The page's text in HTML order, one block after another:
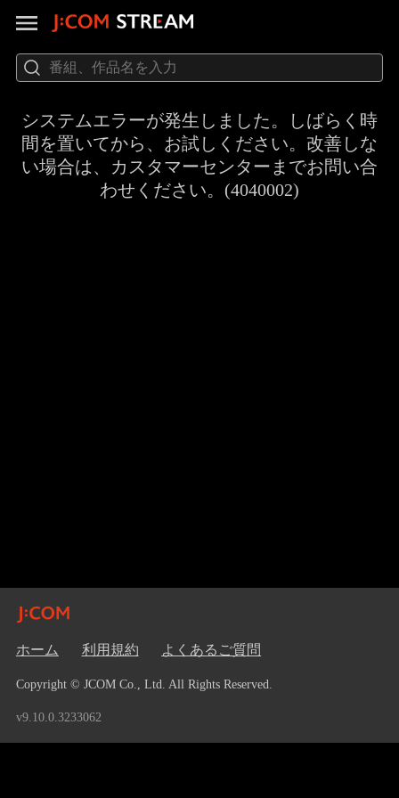
システムエラーが発生しました。しばらく時
間を置いてから、お試しください。改善しな
い場合は、カスタマーセンターまでお問い合
わせください。(4040002)
ホーム 利用規約 よくあるご質問
Copyright © JCOM Co., Ltd. All Rights Reserved.
v9.10.0.3233062